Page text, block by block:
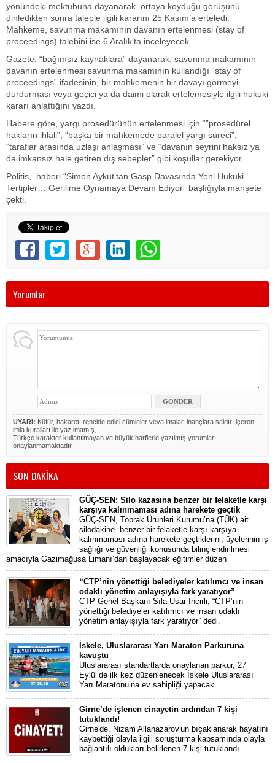
yönündeki mektubuna dayanarak, ortaya koyduğu görüşünü
dinledikten sonra taleple ilgili kararını 25 Kasım’a erteledi.
Mahkeme, savunma makamının davanın ertelenmesi (stay of
proceedings) talebini ise 6 Aralık’ta inceleyecek.
Gazete, “bağımsız kaynaklara” dayanarak, savunma makamının
davanın ertelenmesi savunma makamının kullandığı “stay of
proceedings” ifadesinin, bir mahkemenin bir davayı görmeyi
durdurması veya geçici ya da daimi olarak ertelemesiyle ilgili hukuki
kararı anlattığını yazdı.
Habere göre, yargı prosedürünün ertelenmesi için “”prosedürel
hakların ihlali”, “başka bir mahkemede paralel yargı süreci”,
“taraflar arasında uzlaşı anlaşması” ve “davanın seyrini haksız ya
da imkansız hale getiren dış sebepler” gibi koşullar gerekiyor.
Politis, haberi “Simon Aykut’tan Gasp Davasında Yeni Hukuki
Tertipler… Gerilime Oynamaya Devam Ediyor” başlığıyla manşete
çekti.
Yorumlar
UYARI: Küfür, hakaret, rencide edici cümleler veya imalar, inançlara saldırı içeren,
imla kuralları ile yazılmamış,
Türkçe karakter kullanılmayan ve büyük harflerle yazılmış yorumlar
onaylanmamaktadır.
SON DAKİKA
GÜÇ-SEN: Silo kazasına benzer bir felaketle karşı
karşıya kalınmaması adına harekete geçtik
GÜÇ-SEN, Toprak Ürünleri Kurumu’na (TÜK) ait
silodakine benzer bir felaketle karşı karşıya
kalınmaması adına harekete geçtiklerini, üyelerinin iş
sağlığı ve güvenliği konusunda bilinçlendirilmesi
amacıyla Gazimağusa Limanı’dan başlayacak eğitimler düzen
“CTP’nin yönettiği belediyeler katılımcı ve insan
odaklı yönetim anlayışıyla fark yaratıyor”
CTP Genel Başkanı Sıla Usar İncirli, “CTP’nin
yönettiği belediyeler katılımcı ve insan odaklı
yönetim anlayışıyla fark yaratıyor” dedi.
İskele, Uluslararası Yarı Maraton Parkuruna
kavuştu
Uluslararası standartlarda onaylanan parkur, 27
Eylül’de ilk kez düzenlenecek İskele Uluslararası
Yarı Maratonu’na ev sahipliği yapacak.
Girne’de işlenen cinayetin ardından 7 kişi
tutuklandı!
Girne'de, Nizam Allanazarov'un bıçaklanarak hayatını
kaybettiği olayla ilgili soruşturma kapsamında olayla
bağlantılı oldukları belirlenen 7 kişi tutuklandı.